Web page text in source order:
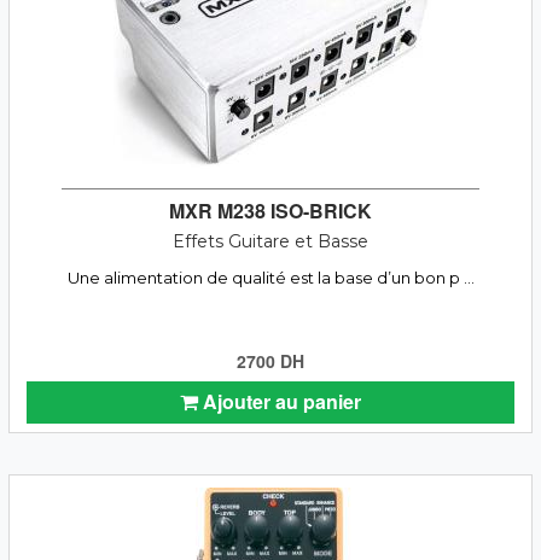
MXR M238 ISO-BRICK
Effets Guitare et Basse
Une alimentation de qualité est la base d’un bon p ...
2700 DH
Ajouter au panier